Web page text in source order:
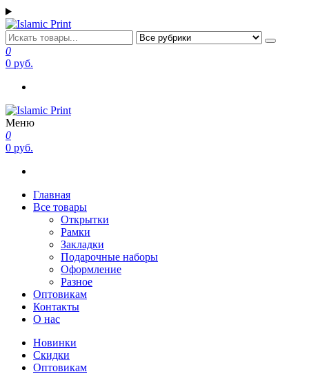
Перейти
к
содержимому
Islamic Print
Открытки, закладки рамки с напоминаниями и пожеланиями
0
0 руб.
Islamic Print
Открытки, закладки рамки с напоминаниями и пожеланиями
Меню
0
0 руб.
Главная
Все товары
Открытки
Рамки
Закладки
Подарочные наборы
Оформление
Разное
Оптовикам
Контакты
О нас
Новинки
Скидки
Оптовикам